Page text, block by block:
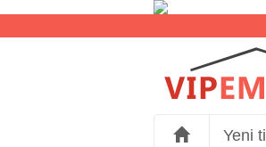
Yeni